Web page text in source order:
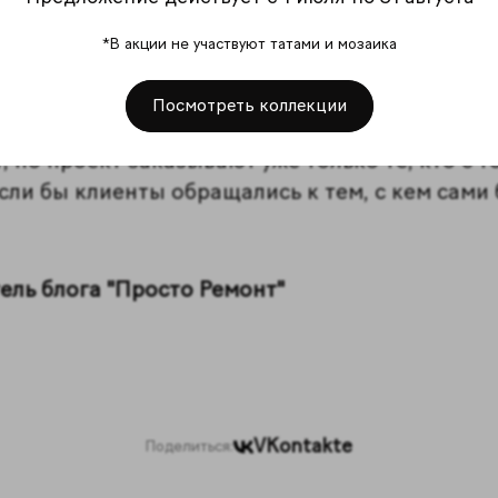
контакт с клиентом? Что вы
как ты работаешь,
проект заказывают уже только те, кто с
бы клиенты обращались к тем, с кем
блога "Просто Ремонт"
Поделиться: VKontakte
*В акции не участвуют татами и мозаика
Посмотреть коллекции